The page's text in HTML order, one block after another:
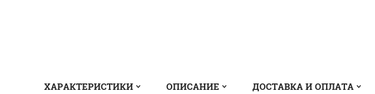
ХАРАКТЕРИСТИКИ ОПИСАНИЕ ДОСТАВКА И ОПЛАТА